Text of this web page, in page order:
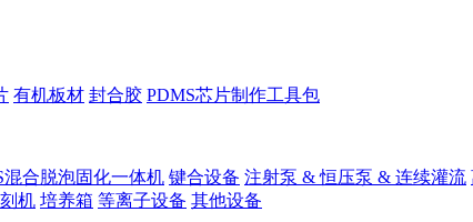
有机板材 封合胶 PDMS芯片制作工具包
混合脱泡固化一体机 键合设备 注射泵 & 恒压泵 & 连续灌流
机 培养箱 等离子设备 其他设备